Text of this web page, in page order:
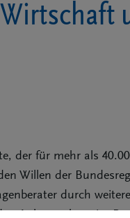
der für mehr als
Willen der
durch
Anlegerschutz im